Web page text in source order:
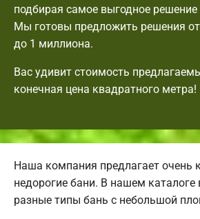
подбирая самое выгодное
Мы готовы предложить решения
до 1 миллиона.
Вас удивит стоимость
конечная цена квадратного метра!
Наша компания предлагает очень
недорогие бани. В нашем каталоге
разные типы бань с небольшой